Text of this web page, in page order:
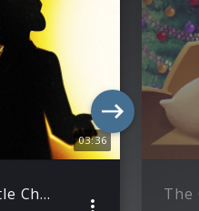
03:36
Have Yourself A Merry Little Christmas The